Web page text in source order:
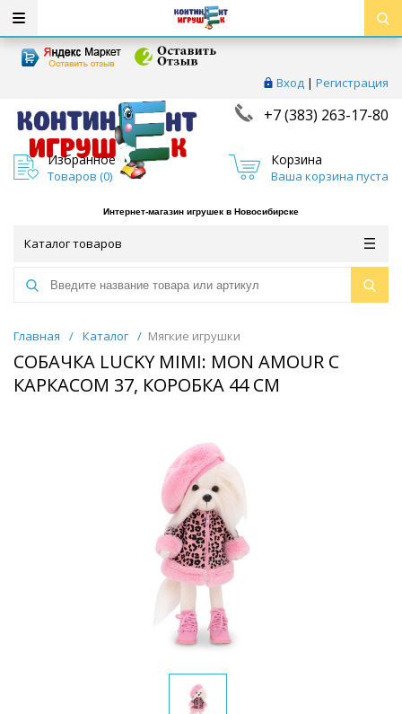
Вход | Регистрация
+7 (383) 263-17-80
Избранное
Товаров (0)
Корзина
Ваша корзина пуста
Интернет-магазин игрушек в Новосибирске
Каталог товаров
Главная / Каталог / Мягкие игрушки
СОБАЧКА LUCKY MIMI: MON AMOUR С
КАРКАСОМ 37, КОРОБКА 44 СМ